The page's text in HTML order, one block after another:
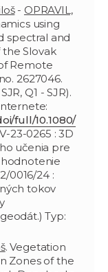
- OPRAVIL,
using
spectral and
the Slovak
Remote
2627046.
Q1 - SJR).
full/10.1080/
23-0265 : 3D
učenia pre
0016/24 :
tokov
Typ:
. Vegetation
Zones of the